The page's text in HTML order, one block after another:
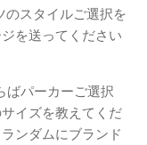
スタイルご選択を
を送ってください
ばパーカーご選択
イズを教えてくだ
ンダムにブランド